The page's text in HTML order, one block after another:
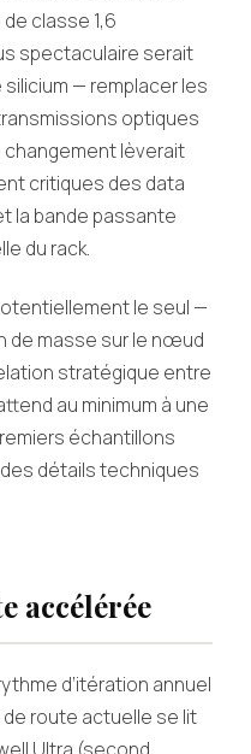
classe 1,6
spectaculaire serait
— remplacer les
optiques
changement lèverait
critiques des data
la bande passante
du rack.
le seul —
de masse sur le nœud
stratégique entre
au minimum à une
échantillons
détails techniques
accélérée
d’itération annuel
de route actuelle se lit